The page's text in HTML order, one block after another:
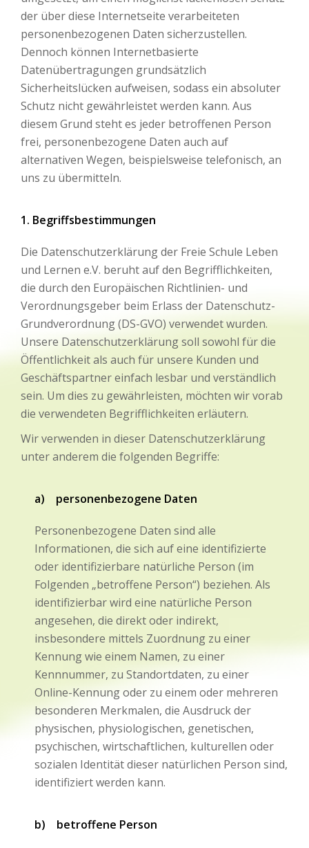
der über diese Internetseite verarbeiteten
personenbezogenen Daten sicherzustellen.
Dennoch können Internetbasierte
Datenübertragungen grundsätzlich
Sicherheitslücken aufweisen, sodass ein absoluter
Schutz nicht gewährleistet werden kann. Aus
diesem Grund steht es jeder betroffenen Person
frei, personenbezogene Daten auch auf
alternativen Wegen, beispielsweise telefonisch, an
uns zu übermitteln.
1. Begriffsbestimmungen
Die Datenschutzerklärung der Freie Schule Leben
und Lernen e.V. beruht auf den Begrifflichkeiten,
die durch den Europäischen Richtlinien- und
Verordnungsgeber beim Erlass der Datenschutz-
Grundverordnung (DS-GVO) verwendet wurden.
Unsere Datenschutzerklärung soll sowohl für die
Öffentlichkeit als auch für unsere Kunden und
Geschäftspartner einfach lesbar und verständlich
sein. Um dies zu gewährleisten, möchten wir vorab
die verwendeten Begrifflichkeiten erläutern.
Wir verwenden in dieser Datenschutzerklärung
unter anderem die folgenden Begriffe:
a) personenbezogene Daten
Personenbezogene Daten sind alle
Informationen, die sich auf eine identifizierte
oder identifizierbare natürliche Person (im
Folgenden „betroffene Person“) beziehen. Als
identifizierbar wird eine natürliche Person
angesehen, die direkt oder indirekt,
insbesondere mittels Zuordnung zu einer
Kennung wie einem Namen, zu einer
Kennnummer, zu Standortdaten, zu einer
Online-Kennung oder zu einem oder mehreren
besonderen Merkmalen, die Ausdruck der
physischen, physiologischen, genetischen,
psychischen, wirtschaftlichen, kulturellen oder
sozialen Identität dieser natürlichen Person sind,
identifiziert werden kann.
b) betroffene Person